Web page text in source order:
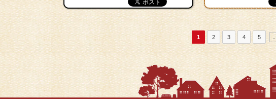
1 2 3 4 5 ...